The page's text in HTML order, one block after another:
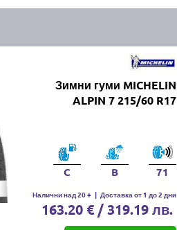
Зимни гуми MICHELIN
ALPIN 7 215/60 R17
C B 71
Налични над 20 + | Доставка от 1 до 2 дни
163.20 € / 319.19 лв.